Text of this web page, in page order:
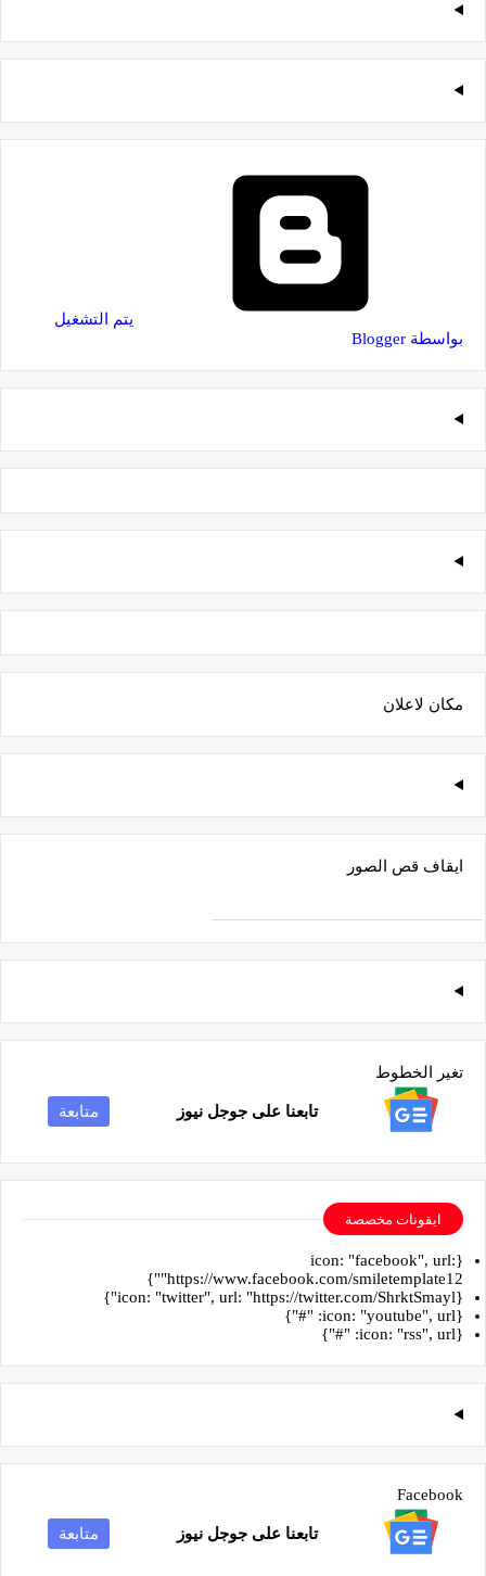
‏يتم التشغيل
بواسطة Blogger
مكان لاعلان
ايقاف قص الصور
تغير الخطوط
تابعنا على جوجل نيوز متابعة
ايقونات مخصصة
{icon: "facebook", url:
"https://www.facebook.com/smiletemplate12"}
{icon: "twitter", url: "https://twitter.com/ShrktSmayl"}
{icon: "youtube", url: "#"}
{icon: "rss", url: "#"}
Facebook
تابعنا على جوجل نيوز متابعة